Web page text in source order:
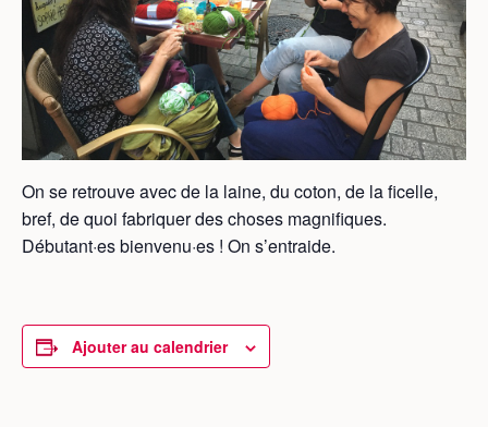
On se retrouve avec de la laine, du coton, de la ficelle,
bref, de quoi fabriquer des choses magnifiques.
Débutant·es bienvenu·es ! On s’entraide.
Ajouter au calendrier